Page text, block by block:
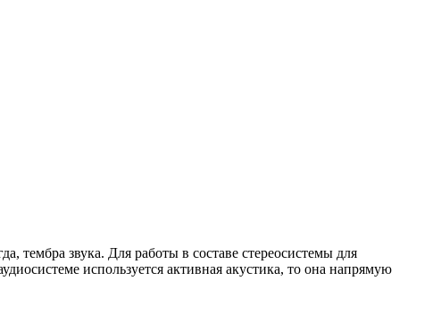
тембра звука. Для работы в составе стереосистемы для
используется активная акустика, то она напрямую